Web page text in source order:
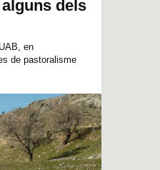
dels
en
de pastoralisme